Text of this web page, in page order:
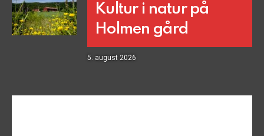
Kultur i natur på
Holmen gård
5. august 2026